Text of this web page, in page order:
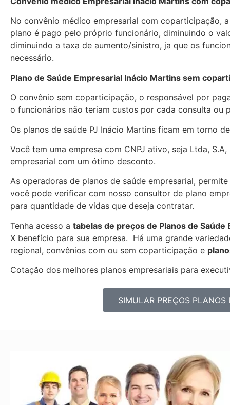
No convênio médico empresarial com coparticipação,
plano é pago pelo próprio funcionário, diminuindo o
diminuindo a taxa de aumento/sinistro, ja que os
necessário.
Plano de Saúde Empresarial Inácio Martins sem
O convênio sem coparticipação, o responsável por
o funcionários não teriam custos por cada consulta ou
Os planos de saúde PJ Inácio Martins ficam em torno
Você tem uma empresa com CNPJ ativo, seja Ltda,
empresarial com um ótimo desconto.
As operadoras de planos de saúde empresarial,
você pode verificar com nosso consultor de plano
para quantidade de vidas que deseja contratar.
Tenha acesso a tabelas de preços de Planos de
X benefício para sua empresa. Há uma grande
regional, convênios com ou sem coparticipação e
Cotação dos melhores planos empresariais para
SIMULAR PREÇOS PLANOS